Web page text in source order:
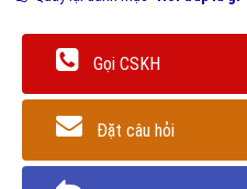
Gọi CSKH
Đặt câu hỏi